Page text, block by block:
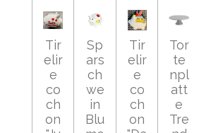
Tir
elir
e
co
ch
on
Sp
ars
ch
we
in
Blu
Tir
elir
e
co
ch
on
Tor
te
npl
att
e
Tre